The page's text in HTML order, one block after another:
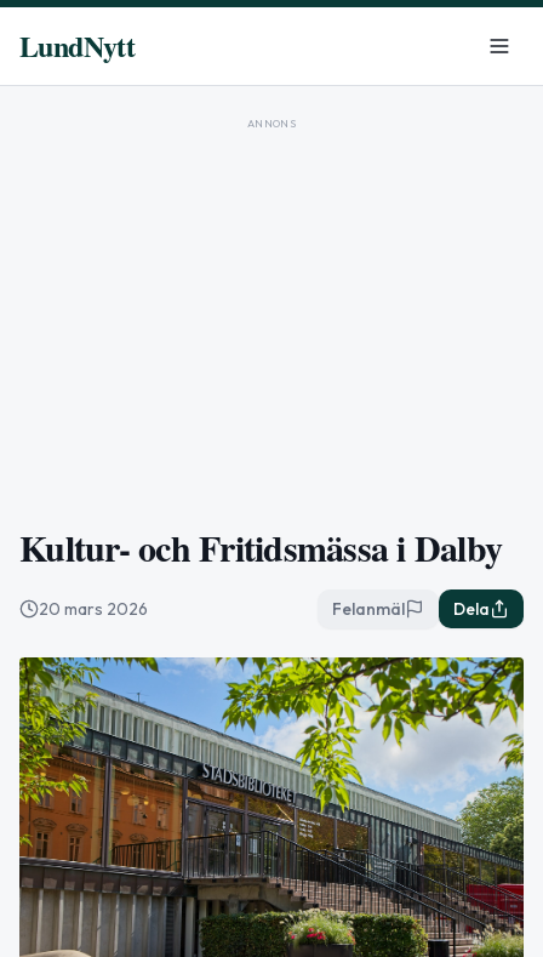
LundNytt
ANNONS
Kultur- och Fritidsmässa i Dalby
20 mars 2026 Felanmäl Dela